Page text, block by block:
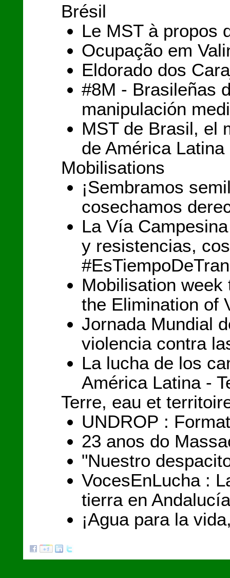
Brésil
Le MST à propos
Ocupação em
Eldorado dos
#8M - Brasileñas
manipulación
MST de Brasil, el
de América Latina
Mobilisations
¡Sembramos
cosechamos
La Vía
y resistencias,
Mobilisation
the Elimination of
Jornada Mundial
violencia contra
La lucha de los
América Latina -
Terre, eau et
UNDROP :
23 anos do
"Nuestro
VocesEnLucha :
tierra en Andalucía
¡Agua para la